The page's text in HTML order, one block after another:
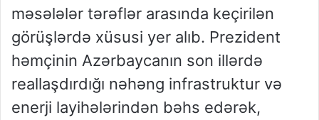
məsələlər tərəflər arasında keçirilən
görüşlərdə xüsusi yer alıb. Prezident
həmçinin Azərbaycanın son illərdə
reallaşdırdığı nəhəng infrastruktur və
enerji layihələrindən bəhs edərək,